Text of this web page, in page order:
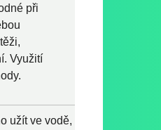
při
Využití
užít ve vodě,